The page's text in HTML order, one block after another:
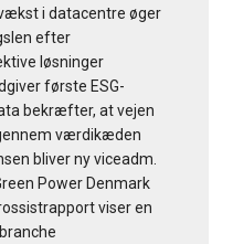
i datacentre øger
efter
løsninger
første ESG-
bekræfter, at vejen
værdikæden
bliver ny viceadm.
Power Denmark
viser en